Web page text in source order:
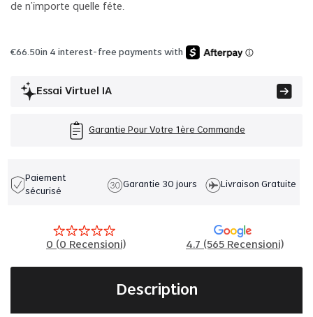
de n'importe quelle fête.
€66.50in 4 interest-free payments with
Essai Virtuel IA
Garantie Pour Votre 1ère Commande
Paiement
sécurisé
Garantie 30 jours Livraison Gratuite
0 (0 Recensioni) 4.7 (565 Recensioni)
Description